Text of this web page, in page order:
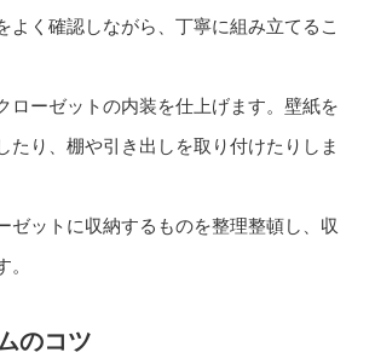
よく確認しながら、丁寧に組み立てるこ
ローゼットの内装を仕上げます。壁紙を
たり、棚や引き出しを取り付けたりしま
ゼットに収納するものを整理整頓し、収
のコツ